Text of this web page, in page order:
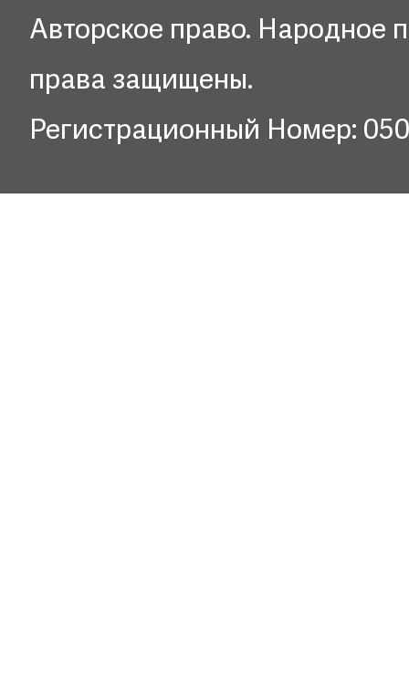
Авторское право. Народное
права защищены.
Регистрационный Номер: